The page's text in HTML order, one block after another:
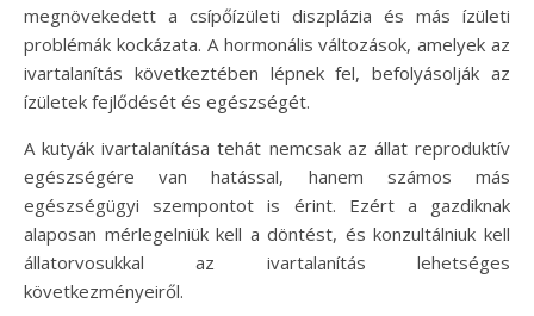
megnövekedett a csípőízületi diszplázia és más ízületi
problémák kockázata. A hormonális változások, amelyek az
ivartalanítás következtében lépnek fel, befolyásolják az
ízületek fejlődését és egészségét.
A kutyák ivartalanítása tehát nemcsak az állat reproduktív
egészségére van hatással, hanem számos más
egészségügyi szempontot is érint. Ezért a gazdiknak
alaposan mérlegelniük kell a döntést, és konzultálniuk kell
állatorvosukkal az ivartalanítás lehetséges
következményeiről.